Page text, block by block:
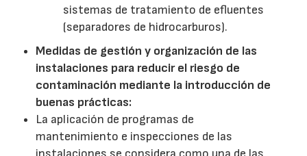
sistemas de tratamiento de efluentes
(separadores de hidrocarburos).
Medidas de gestión y organización de las
instalaciones para reducir el riesgo de
contaminación mediante la introducción de
buenas prácticas:
La aplicación de programas de
mantenimiento e inspecciones de las